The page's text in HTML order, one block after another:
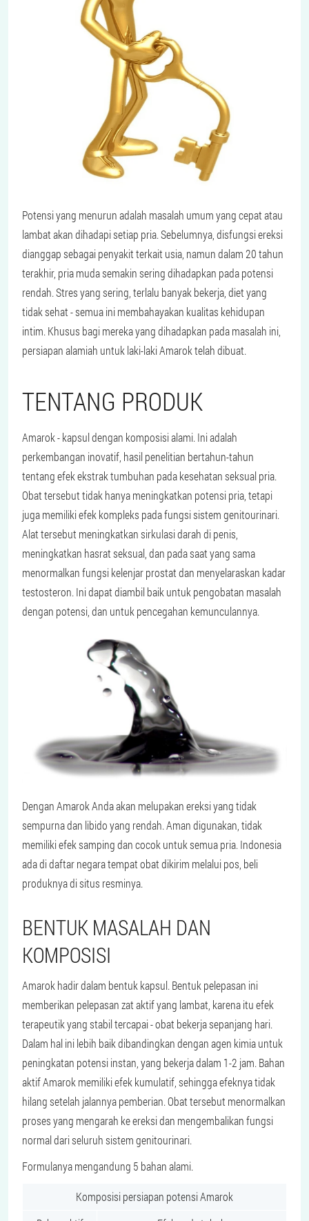
Potensi yang menurun adalah masalah umum yang cepat atau
lambat akan dihadapi setiap pria. Sebelumnya, disfungsi ereksi
dianggap sebagai penyakit terkait usia, namun dalam 20 tahun
terakhir, pria muda semakin sering dihadapkan pada potensi
rendah. Stres yang sering, terlalu banyak bekerja, diet yang
tidak sehat - semua ini membahayakan kualitas kehidupan
intim. Khusus bagi mereka yang dihadapkan pada masalah ini,
persiapan alamiah untuk laki-laki Amarok telah dibuat.
TENTANG PRODUK
Amarok - kapsul dengan komposisi alami. Ini adalah
perkembangan inovatif, hasil penelitian bertahun-tahun
tentang efek ekstrak tumbuhan pada kesehatan seksual pria.
Obat tersebut tidak hanya meningkatkan potensi pria, tetapi
juga memiliki efek kompleks pada fungsi sistem genitourinari.
Alat tersebut meningkatkan sirkulasi darah di penis,
meningkatkan hasrat seksual, dan pada saat yang sama
menormalkan fungsi kelenjar prostat dan menyelaraskan kadar
testosteron. Ini dapat diambil baik untuk pengobatan masalah
dengan potensi, dan untuk pencegahan kemunculannya.
Dengan Amarok Anda akan melupakan ereksi yang tidak
sempurna dan libido yang rendah. Aman digunakan, tidak
memiliki efek samping dan cocok untuk semua pria. Indonesia
ada di daftar negara tempat obat dikirim melalui pos, beli
produknya di situs resminya.
BENTUK MASALAH DAN
KOMPOSISI
Amarok hadir dalam bentuk kapsul. Bentuk pelepasan ini
memberikan pelepasan zat aktif yang lambat, karena itu efek
terapeutik yang stabil tercapai - obat bekerja sepanjang hari.
Dalam hal ini lebih baik dibandingkan dengan agen kimia untuk
peningkatan potensi instan, yang bekerja dalam 1-2 jam. Bahan
aktif Amarok memiliki efek kumulatif, sehingga efeknya tidak
hilang setelah jalannya pemberian. Obat tersebut menormalkan
proses yang mengarah ke ereksi dan mengembalikan fungsi
normal dari seluruh sistem genitourinari.
Formulanya mengandung 5 bahan alami.
Komposisi persiapan potensi Amarok